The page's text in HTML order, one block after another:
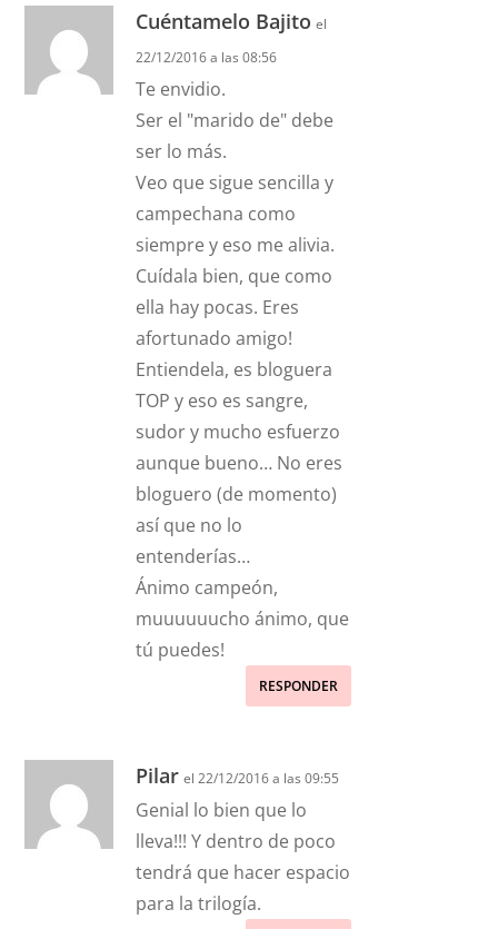
Cuéntamelo Bajito el
22/12/2016 a las 08:56
Te envidio.
Ser el "marido de" debe
ser lo más.
Veo que sigue sencilla y
campechana como
siempre y eso me alivia.
Cuídala bien, que como
ella hay pocas. Eres
afortunado amigo!
Entiendela, es bloguera
TOP y eso es sangre,
sudor y mucho esfuerzo
aunque bueno… No eres
bloguero (de momento)
así que no lo
entenderías…
Ánimo campeón,
muuuuuucho ánimo, que
tú puedes!
RESPONDER
Pilar el 22/12/2016 a las 09:55
Genial lo bien que lo
lleva!!! Y dentro de poco
tendrá que hacer espacio
para la trilogía.